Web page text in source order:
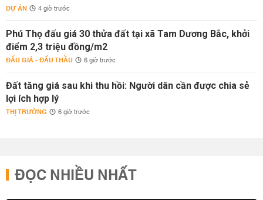
DỰ ÁN 4 giờ trước
Phú Thọ đấu giá 30 thửa đất tại xã Tam Dương Bắc, khởi
điểm 2,3 triệu đồng/m2
ĐẤU GIÁ - ĐẤU THẦU 6 giờ trước
Đất tăng giá sau khi thu hồi: Người dân cần được chia sẻ
lợi ích hợp lý
THỊ TRƯỜNG 6 giờ trước
ĐỌC NHIỀU NHẤT